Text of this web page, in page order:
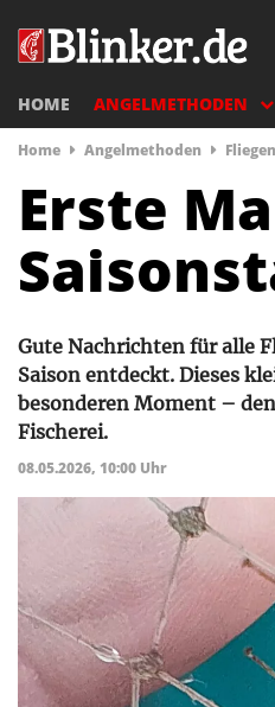
HOME ANGELMETHODEN
Home Angelmethoden
Erste
Gute Nachrichten für alle
Saison entdeckt. Dieses
besonderen Moment –
Fischerei.
08.05.2026, 10:00 Uhr